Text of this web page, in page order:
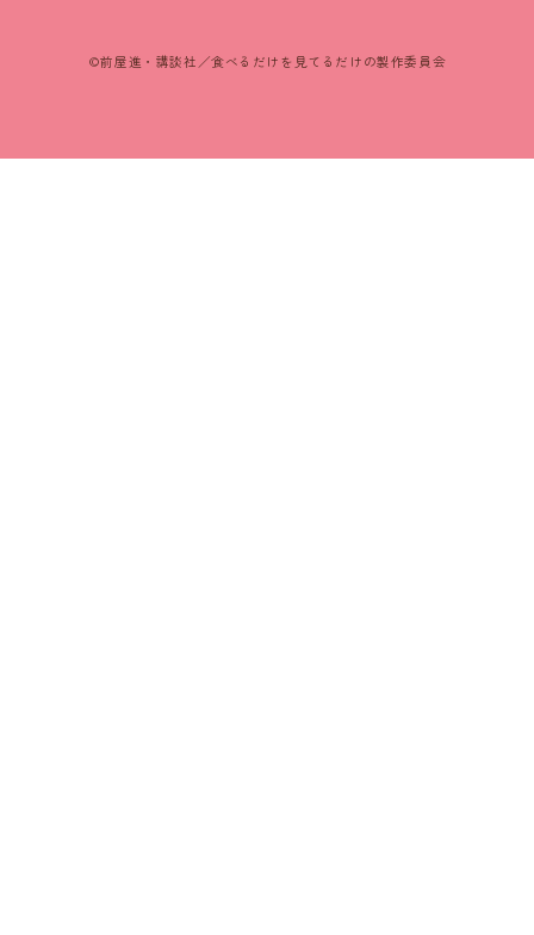
©前屋進・講談社／食べるだけを見てるだけの製作委員会